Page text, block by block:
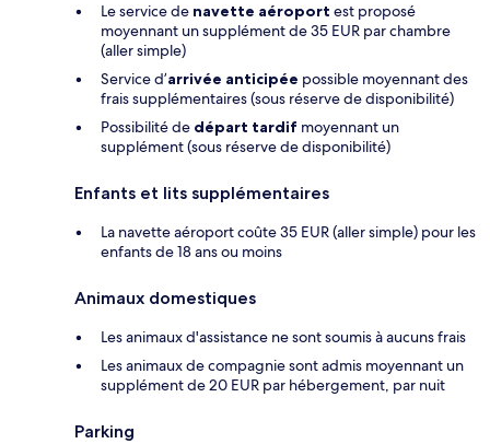
Le service de navette aéroport est proposé
moyennant un supplément de 35 EUR par chambre
(aller simple)
Service d’arrivée anticipée possible moyennant des
frais supplémentaires (sous réserve de disponibilité)
Possibilité de départ tardif moyennant un
supplément (sous réserve de disponibilité)
Enfants et lits supplémentaires
La navette aéroport coûte 35 EUR (aller simple) pour les
enfants de 18 ans ou moins
Animaux domestiques
Les animaux d'assistance ne sont soumis à aucuns frais
Les animaux de compagnie sont admis moyennant un
supplément de 20 EUR par hébergement, par nuit
Parking